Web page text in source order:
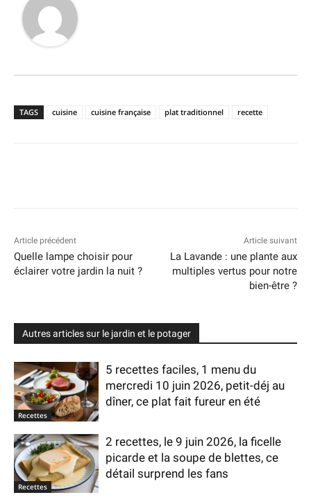
TAGS cuisine cuisine française plat traditionnel recette
Article précédent
Quelle lampe choisir pour
éclairer votre jardin la nuit ?
Article suivant
La Lavande : une plante aux
multiples vertus pour notre
bien-être ?
Autres articles sur le jardin et le potager
Recettes
5 recettes faciles, 1 menu du
mercredi 10 juin 2026, petit-déj au
dîner, ce plat fait fureur en été
Recettes
2 recettes, le 9 juin 2026, la ficelle
picarde et la soupe de blettes, ce
détail surprend les fans